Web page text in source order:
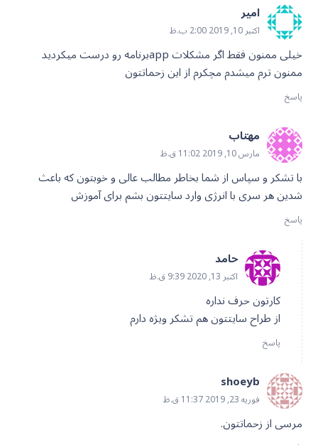
امیر
اکتبر 10, 2019 2:00 ب.ظ
خیلی ممنون فقط اگر مشکلات appبرنامه رو درست میکردید
ممنون ترم میشدم مچکرم از این زحماتتون
پاسخ
مهتاب
مارس 10, 2019 11:02 ق.ظ
با تشکر و سپاس از شما بخاطر مطالب عالی و خوبتون که باعث
شدین هر سری با انرژی وارد سایتتون بشم برای آموزش
پاسخ
حامد
اکتبر 13, 2020 9:39 ق.ظ
کارتون حرف نداره
از طراح سایتتون هم تشکر ویژه دارم
پاسخ
shoeyb
فوریه 23, 2019 11:37 ق.ظ
مرسی از زحماتتون.